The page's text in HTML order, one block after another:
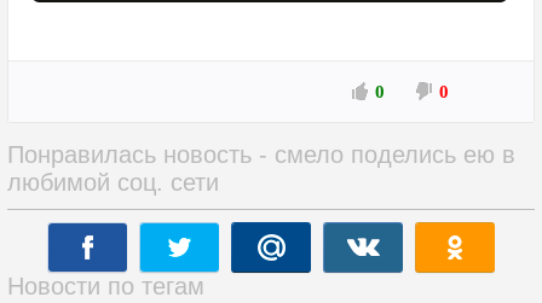
0 0
Понравилась новость - смело поделись ею в
любимой соц. сети
Новости по тегам